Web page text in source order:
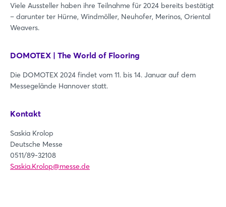
Viele Aussteller haben ihre Teilnahme für 2024 bereits bestätigt
– darunter ter Hürne, Windmöller, Neuhofer, Merinos, Oriental
Weavers.
DOMOTEX | The World of Flooring
Die DOMOTEX 2024 findet vom 11. bis 14. Januar auf dem
Messegelände Hannover statt.
Kontakt
Saskia Krolop
Deutsche Messe
0511/89-32108
Saskia.Krolop@messe.de
Login